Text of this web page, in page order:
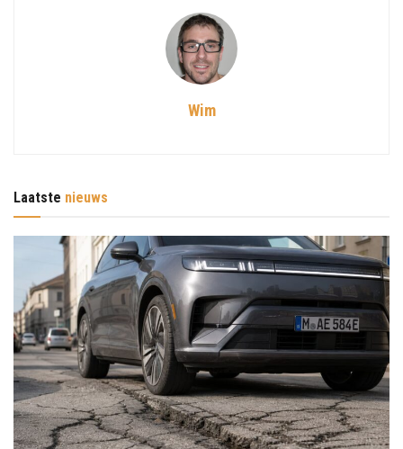
Wim
Laatste nieuws